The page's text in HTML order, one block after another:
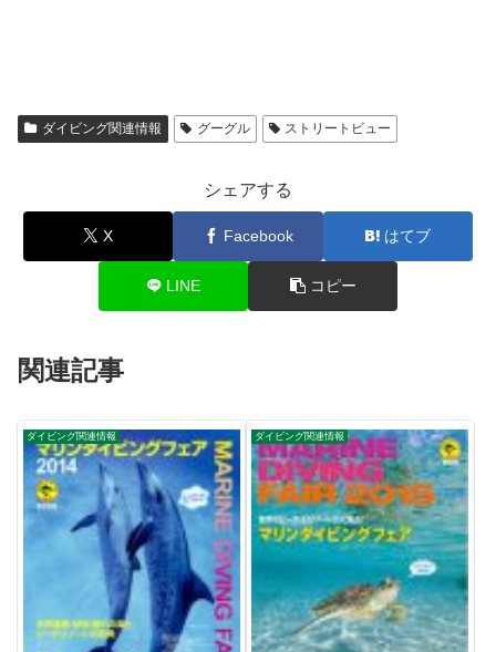
ダイビング関連情報 グーグル ストリートビュー
シェアする
X Facebook はてブ
LINE コピー
関連記事
ダイビング関連情報 ダイビング関連情報